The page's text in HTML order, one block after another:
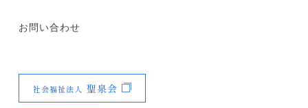
お問い合わせ
社会福祉法人 聖泉会